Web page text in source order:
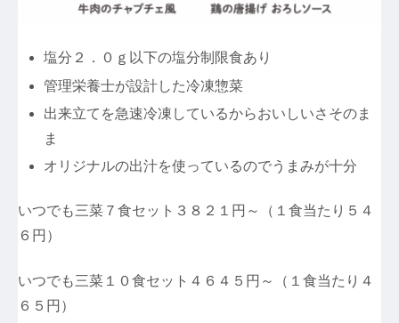
塩分２．０ｇ以下の塩分制限食あり
管理栄養士が設計した冷凍惣菜
出来立てを急速冷凍しているからおいしいさそのま
ま
オリジナルの出汁を使っているのでうまみが十分
いつでも三菜７食セット３８２１円～（１食当たり５４
６円）
いつでも三菜１０食セット４６４５円～（１食当たり４
６５円）